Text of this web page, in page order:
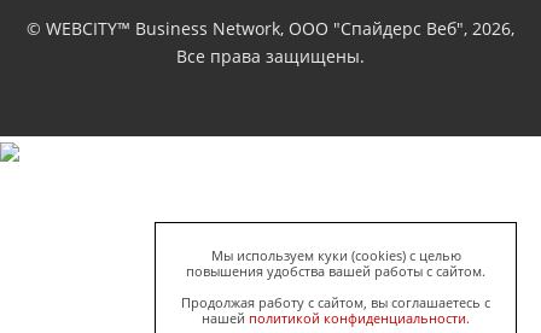
© WEBCITY™ Business Network, ООО "Спайдерс Веб", 2026,
Все права защищены.
Мы используем куки (cookies) с целью
повышения удобства вашей работы с сайтом.
Продолжая работу с сайтом, вы соглашаетесь с
нашей политикой конфиденциальности.